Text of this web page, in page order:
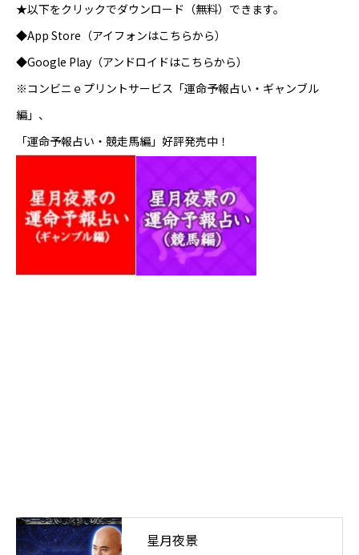
★以下をクリックでダウンロード（無料）できます。
◆App Store（アイフォンはこちらから）
◆Google Play（アンドロイドはこちらから）
※コンビニｅプリントサービス「運命予報占い・ギャンブル
編」、
「運命予報占い・競走馬編」好評発売中！
星月夜景